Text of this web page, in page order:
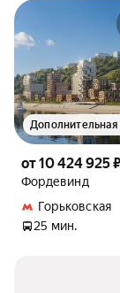
от 10 424 925 ₽
Фордевинд
Горьковская
25 мин.